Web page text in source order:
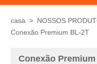
casa > NOSSOS
Conexão Premium BL-2T
Conexão